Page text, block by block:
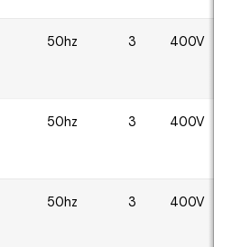
50hz 3 400V
50hz 3 400V
50hz 3 400V